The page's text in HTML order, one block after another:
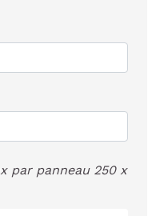
par panneau 250 x